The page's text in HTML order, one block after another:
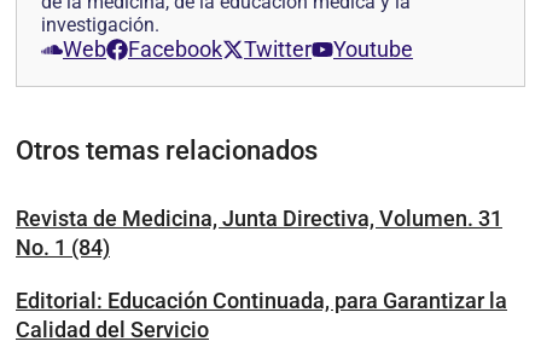
investigación.
Web Facebook Twitter Youtube
Otros temas relacionados
Revista de Medicina, Junta Directiva, Volumen. 31
No. 1 (84)
Editorial: Educación Continuada, para Garantizar la
Calidad del Servicio